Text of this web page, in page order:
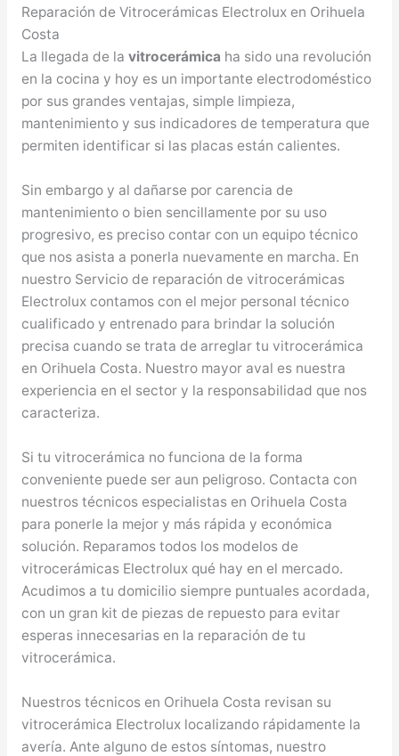
Reparación de Vitrocerámicas Electrolux en Orihuela
Costa
La llegada de la vitrocerámica ha sido una revolución
en la cocina y hoy es un importante electrodoméstico
por sus grandes ventajas, simple limpieza,
mantenimiento y sus indicadores de temperatura que
permiten identificar si las placas están calientes.
Sin embargo y al dañarse por carencia de
mantenimiento o bien sencillamente por su uso
progresivo, es preciso contar con un equipo técnico
que nos asista a ponerla nuevamente en marcha. En
nuestro Servicio de reparación de vitrocerámicas
Electrolux contamos con el mejor personal técnico
cualificado y entrenado para brindar la solución
precisa cuando se trata de arreglar tu vitrocerámica
en Orihuela Costa. Nuestro mayor aval es nuestra
experiencia en el sector y la responsabilidad que nos
caracteriza.
Si tu vitrocerámica no funciona de la forma
conveniente puede ser aun peligroso. Contacta con
nuestros técnicos especialistas en Orihuela Costa
para ponerle la mejor y más rápida y económica
solución. Reparamos todos los modelos de
vitrocerámicas Electrolux qué hay en el mercado.
Acudimos a tu domicilio siempre puntuales acordada,
con un gran kit de piezas de repuesto para evitar
esperas innecesarias en la reparación de tu
vitrocerámica.
Nuestros técnicos en Orihuela Costa revisan su
vitrocerámica Electrolux localizando rápidamente la
avería. Ante alguno de estos síntomas, nuestro